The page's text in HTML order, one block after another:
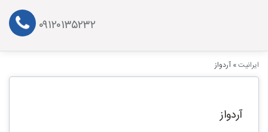
۰۹۱۲۰۱۳۵۲۳۲
ایرانیت» آردواز
آردواز